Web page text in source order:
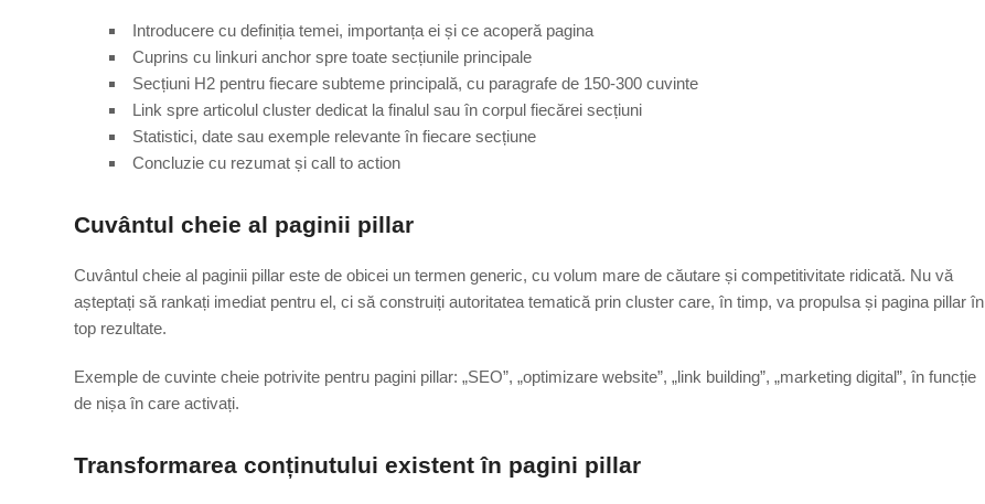
Introducere cu definiția temei, importanța ei și ce acoperă pagina
Cuprins cu linkuri anchor spre toate secțiunile principale
Secțiuni H2 pentru fiecare subteme principală, cu paragrafe de 150-300 cuvinte
Link spre articolul cluster dedicat la finalul sau în corpul fiecărei secțiuni
Statistici, date sau exemple relevante în fiecare secțiune
Concluzie cu rezumat și call to action
Cuvântul cheie al paginii pillar
Cuvântul cheie al paginii pillar este de obicei un termen generic, cu volum mare de căutare și competitivitate ridicată. Nu vă
așteptați să rankați imediat pentru el, ci să construiți autoritatea tematică prin cluster care, în timp, va propulsa și pagina pillar în
top rezultate.
Exemple de cuvinte cheie potrivite pentru pagini pillar: „SEO”, „optimizare website”, „link building”, „marketing digital”, în funcție
de nișa în care activați.
Transformarea conținutului existent în pagini pillar